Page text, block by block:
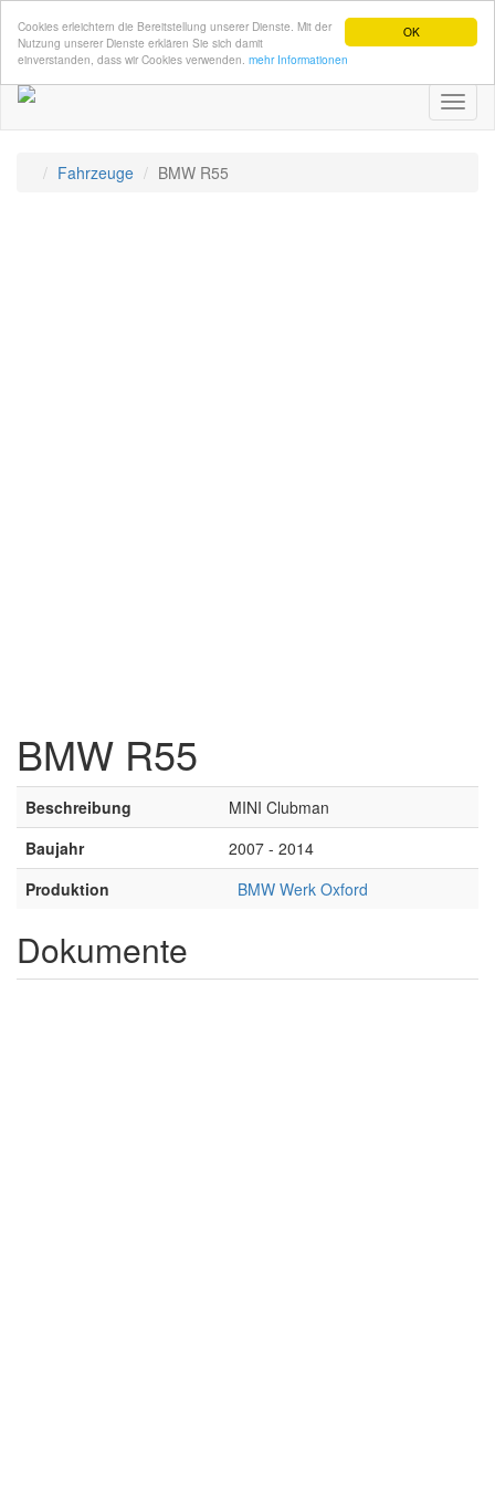
OK
Cookies erleichtern die Bereitstellung unserer Dienste. Mit der
Nutzung unserer Dienste erklären Sie sich damit
einverstanden, dass wir Cookies verwenden. mehr Informationen
Fahrzeuge BMW R55
BMW R55
Beschreibung
MINI Clubman
Baujahr
2007 - 2014
Produktion
BMW Werk Oxford
Dokumente